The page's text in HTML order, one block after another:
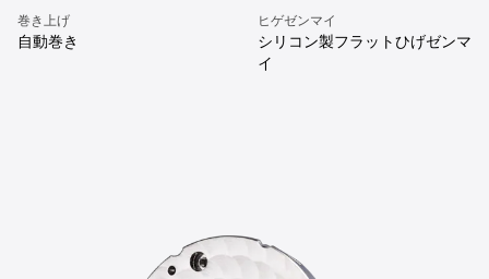
巻き上げ
自動巻き
ヒゲゼンマイ
シリコン製フラットひげゼンマ
イ